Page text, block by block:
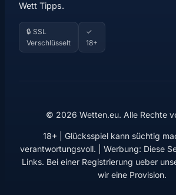
Wett Tipps.
🔒 SSL
Verschlüsselt
✓
18+
© 2026 Wetten.eu. Alle Rechte
18+ | Glücksspiel kann süchtig
verantwortungsvoll. | Werbung: Diese
Links. Bei einer Registrierung ueber
wir eine Provision.